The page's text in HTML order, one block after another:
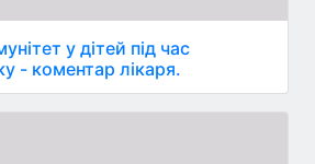
у дітей під час
- коментар лікаря.